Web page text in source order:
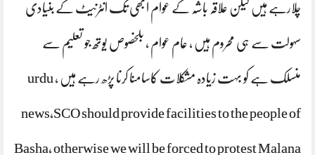
چلارہے ہیں لیکن علاقہ باشہ کے عوام ابھی تک انٹرنیٹ کے بنیادی
سہولت سے ہی محروم ہیں ، عام عوام ، بلخصوص یوتھ جو تعلیم سے
منسلک ہے کو بہت زیادہ مشکلات کاسامنا کرنا پڑھ رہے ہیں ، urdu
news,SCO should provide facilities to the people of
Basha, otherwise we will be forced to protest Malana